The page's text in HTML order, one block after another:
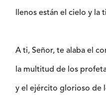
llenos están el cielo y la
A ti, Señor, te alaba el
la multitud de los
y el ejército glorioso de